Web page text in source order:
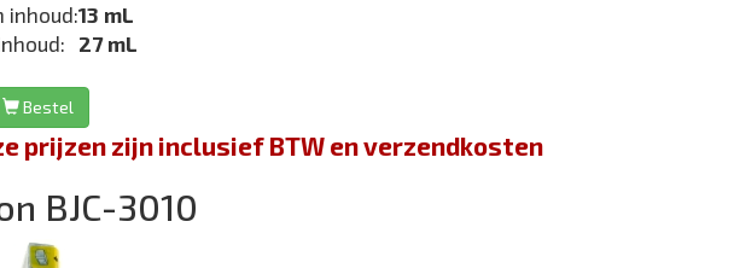
inhoud:13 mL
27 mL
Bestel
prijzen zijn inclusief BTW en verzendkosten
BJC-3010